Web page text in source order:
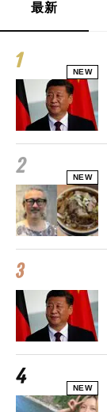
最新
NEW
NEW
NEW